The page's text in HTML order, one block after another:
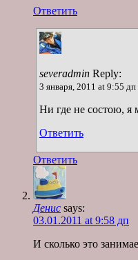
Ответить
severadmin Reply:
3 января, 2011 at 9:55 дп
Ни где не состою, я
Ответить
Ответить
Денис says:
03.01.2011 at 9:58 дп
И сколько это